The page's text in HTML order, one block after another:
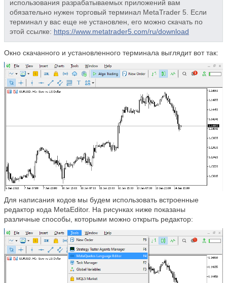
использования разрабатываемых приложений вам
обязательно нужен торговый терминал MetaTrader 5. Если
терминал у вас еще не установлен, его можно скачать по
этой ссылке: https://www.metatrader5.com/ru/download
Окно скачанного и установленного терминала выглядит вот так:
Для написания кодов мы будем использовать встроенные
редактор кода MetaEditor. На рисунках ниже показаны
различные способы, которыми можно открыть редактор: